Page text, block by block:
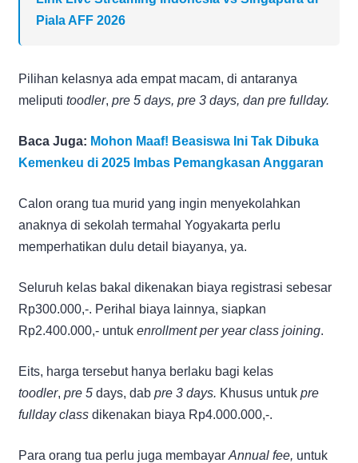
Piala AFF 2026
Pilihan kelasnya ada empat macam, di antaranya
meliputi toodler, pre 5 days, pre 3 days, dan pre fullday.
Baca Juga: Mohon Maaf! Beasiswa Ini Tak Dibuka
Kemenkeu di 2025 Imbas Pemangkasan Anggaran
Calon orang tua murid yang ingin menyekolahkan
anaknya di sekolah termahal Yogyakarta perlu
memperhatikan dulu detail biayanya, ya.
Seluruh kelas bakal dikenakan biaya registrasi sebesar
Rp300.000,-. Perihal biaya lainnya, siapkan
Rp2.400.000,- untuk enrollment per year class joining.
Eits, harga tersebut hanya berlaku bagi kelas
toodler, pre 5 days, dab pre 3 days. Khusus untuk pre
fullday class dikenakan biaya Rp4.000.000,-.
Para orang tua perlu juga membayar Annual fee, untuk